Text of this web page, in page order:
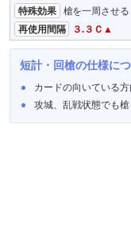
特殊効果
槍を一周させる
再使用間隔
３.３Ｃ▲
短計・回槍の仕様に
カードの向いている
攻城、乱戦状態でも